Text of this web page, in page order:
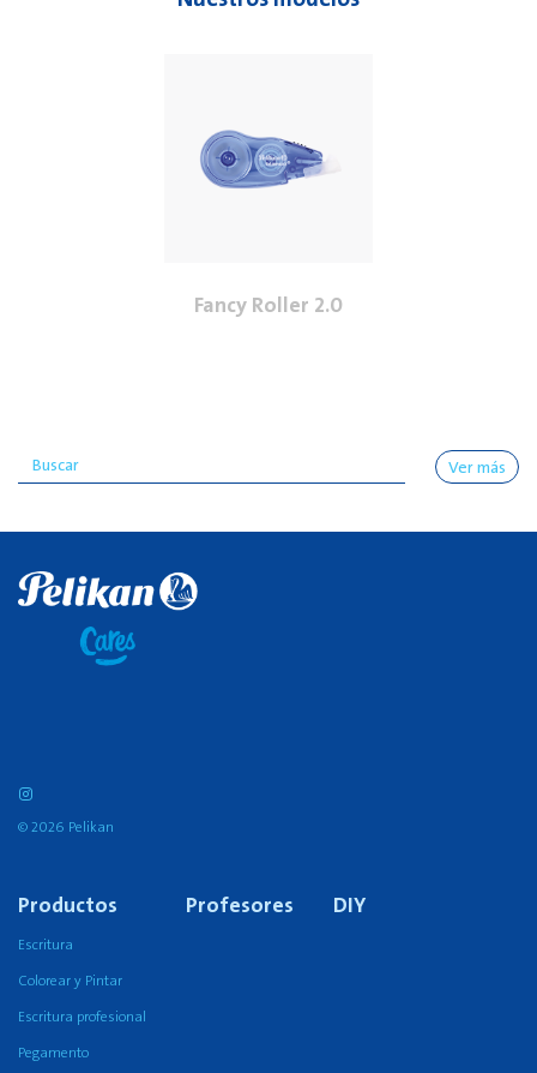
Fancy Roller 2.0
Ver más
© 2026 Pelikan
Productos
Escritura
Colorear y Pintar
Escritura profesional
Pegamento
Profesores DIY